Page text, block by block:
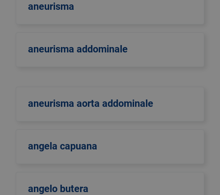
aneurisma
aneurisma addominale
aneurisma aorta addominale
angela capuana
angelo butera